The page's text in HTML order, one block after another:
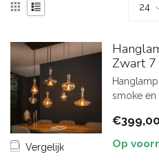
Vergelijk
Zwart 7
smoke en
€399,00
Op